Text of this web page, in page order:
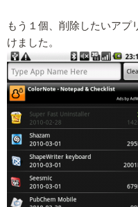
もう１個、削除したいアプ
けました。